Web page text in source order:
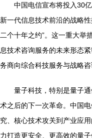
中国电信宣布将投入30
新一代信息技术前沿的战略
二个十年之约”。这一重大举
息技术咨询服务的未来形态
务商向综合科技服务与战略咨
量子科技，特别是量子
术之后的下一次革命。中国
究、核心技术攻关到产业应
力打造更安全、更高效的量